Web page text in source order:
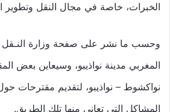
الخبرات، خاصة في مجال النقل وتطوير
وحسب ما نشر على صفحة وزارة النـقل
المغربي مدينة نواذيبو، وسيعاين بعض
نواكشوط – نواذيبو، لتقديم مقترحات
المشاكل التي تعاني منها تلك الطريق.